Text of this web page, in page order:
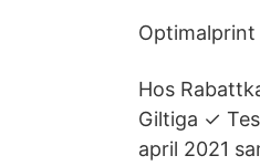
Hos
Giltiga ✓
april 2021